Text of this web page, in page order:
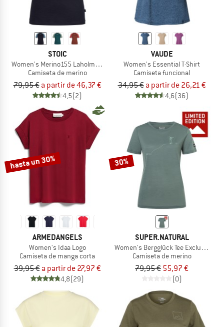
STOIC
Women's Merino155 LaholmSt. Raglan Shirt
Camiseta de merino
79,95 € a partir de 46,37 €
4,5(2)
VAUDE
Women's Essential T-Shirt
Camiseta funcional
34,95 € a partir de 26,21 €
4,6(36)
hasta un 30%
ARMEDANGELS
Women's Idaa Logo
Camiseta de manga corta
39,95 € a partir de 27,97 €
4,8(29)
30%
SUPER.NATURAL
Women's Bergglück Tee Exclusive
Camiseta de merino
79,95 € 55,97 €
(0)